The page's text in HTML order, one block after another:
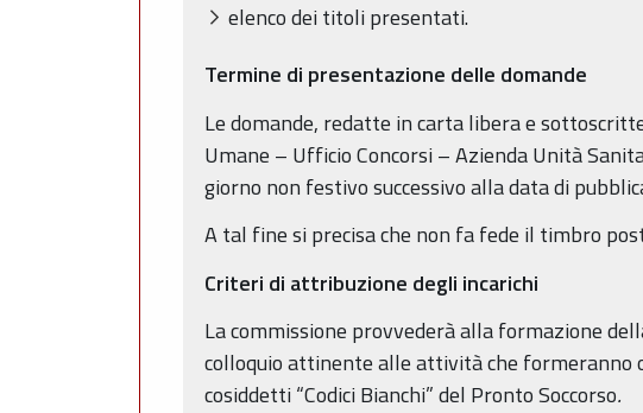
elenco dei titoli presentati.
Termine di presentazione delle domande
Le domande, redatte in carta libera e
Umane – Ufficio Concorsi – Azienda Unità
giorno non festivo successivo alla data di
A tal fine si precisa che non fa fede il timbro
Criteri di attribuzione degli incarichi
La commissione provvederà alla formazione
colloquio attinente alle attività che formeranno
cosiddetti “Codici Bianchi” del Pronto Soccorso.